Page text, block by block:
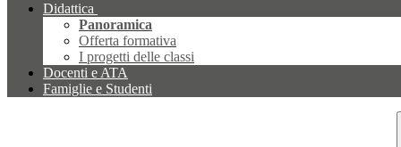
Didattica
Panoramica
Offerta formativa
I progetti delle classi
Docenti e ATA
Famiglie e Studenti